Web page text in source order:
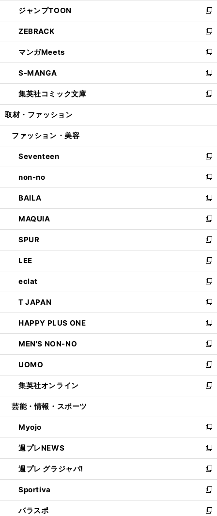
く
で
開
く
ド
ウ
で
開
く
ィ
ン
ド
ウ
で
開
く
し
い
ウ
ィ
ン
ド
ウ
で
開
く
ジャンプTOON
新
し
い
ウ
ィ
ン
ド
ウ
で
開
ZEBRACK
新
し
い
ウ
ィ
ン
ド
ウ
開
マンガMeets
新
し
い
ウ
ィ
ン
ウ
開
く
S-MANGA
新
し
い
ウ
ン
ウ
で
開
く
集英社コミック文庫
新
し
ウ
ン
ド
ウ
で
開
く
取材・ファッション
ファッション・美容
Seventeen
新
し
い
ウ
ィ
ン
ド
ウ
で
開
く
non-no
新
し
い
ウ
ィ
ン
ド
ウ
で
開
く
BAILA
新
し
い
ウ
ィ
ン
ド
ウ
で
開
く
MAQUIA
新
し
い
ウ
ィ
ン
ド
ウ
で
開
く
SPUR
新
し
い
ウ
ィ
ン
ド
ウ
で
開
く
LEE
新
し
い
ウ
ィ
ン
ド
ウ
で
開
く
eclat
新
し
い
ウ
ィ
ン
ド
ウ
で
開
く
T JAPAN
新
し
い
ウ
ィ
ン
ド
ウ
で
開
HAPPY PLUS ONE
新
し
い
ウ
ィ
ン
ド
ウ
開
く
MEN'S NON-NO
新
し
い
ウ
ィ
ン
ウ
で
開
く
UOMO
新
し
い
ウ
ン
ド
ウ
で
開
く
集英社オンライン
新
し
ウ
ィ
ン
ド
ウ
で
開
く
芸能・情報・スポーツ
Myojo
新
し
い
ウ
ィ
ン
ド
ウ
で
週プレNEWS
新
し
い
ウ
ィ
ン
ド
週プレ グラジャパ!
新
し
い
ウ
ィ
Sportiva
新
し
い
パラスポ
新